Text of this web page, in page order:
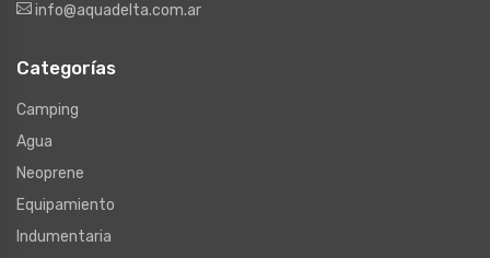
info@aquadelta.com.ar
Categorías
Camping
Agua
Neoprene
Equipamiento
Indumentaria